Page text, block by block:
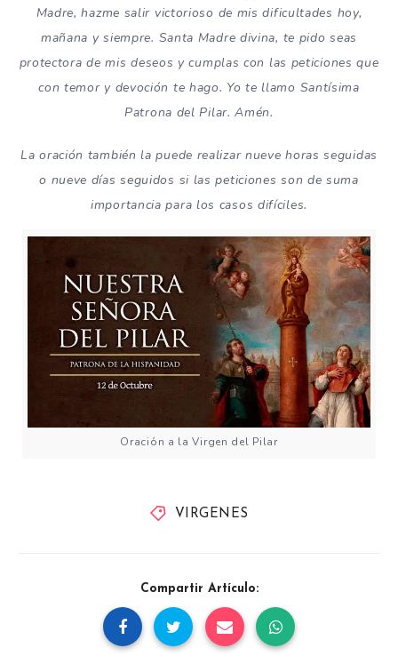
Madre, hazme salir victorioso de mis dificultades hoy,
mañana y siempre. Santa Madre divina, te pido seas
protectora de mis deseos y cumplas con las peticiones que
con temor y devoción te hago. Yo te llamo Santísima
Patrona del Pilar. Amén.
La oración también la puede realizar nueve horas seguidas
o nueve días seguidos si las peticiones son de suma
importancia para los casos difíciles.
Oración a la Virgen del Pilar
VIRGENES
Compartir Artículo: